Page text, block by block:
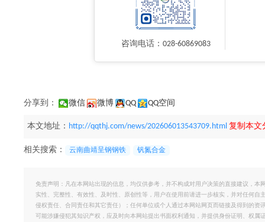
咨询电话：028-60869083
分享到： 微信 微博 QQ QQ空间
本文地址： http://qqthj.com/news/202606013543709.html 复制本文
相关搜索： 云南曲靖呈钢钢铁 钒氮合金
免责声明：凡在本网站出现的信息，均仅供参考，并不构成对用户决策的直接建议，
实性、完整性、有效性、及时性、原创性等，用户在使用前请进一步核实，并对任何
侵权责任、合同责任和其它责任）；任何单位或个人通过本网站网页而链接及得到的
可能涉嫌侵犯其知识产权，应及时向本网站提出书面权利通知，并提供身份证明、权